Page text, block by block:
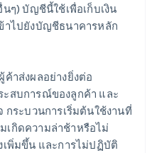
ๆ) บัญชีนี้ใช้เพื่อเก็บเงิน
าไปยังบัญชีธนาคารหลัก
ค้าส่งผลอย่างยิ่งต่อ
ะสบการณ์ของลูกค้า และ
กระบวนการเริ่มต้นใช้งานที่
เกิดความล่าช้าหรือไม่
เพิ่มขึ้น และการไม่ปฏิบัติ